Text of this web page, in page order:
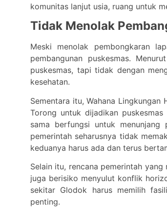
komunitas lanjut usia, ruang untuk
Tidak Menolak
Meski menolak pembongkaran
pembangunan puskesmas.
puskesmas, tapi tidak dengan
kesehatan.
Sementara itu, Wahana Lingkungan
Torong untuk dijadikan
sama berfungsi untuk
pemerintah seharusnya tidak
keduanya harus ada dan terus
Selain itu, rencana pemerintah
juga berisiko menyulut konflik
sekitar Glodok harus memilih
penting.